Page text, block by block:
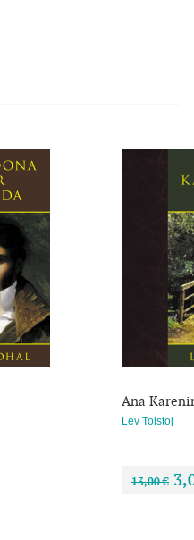
Ana
Lev Tolstoj
13,00 €